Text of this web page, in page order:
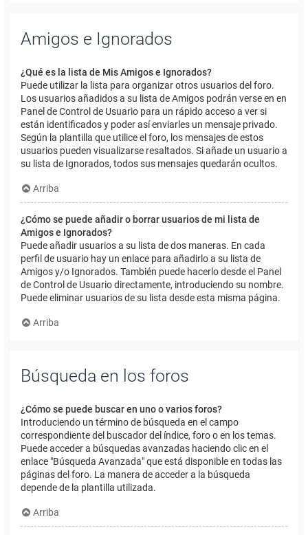
Amigos e Ignorados
¿Qué es la lista de Mis Amigos e Ignorados?
Puede utilizar la lista para organizar otros usuarios del foro.
Los usuarios añadidos a su lista de Amigos podrán verse en en
Panel de Control de Usuario para un rápido acceso a ver si
están identificados y poder así enviarles un mensaje privado.
Según la plantilla que utilice el foro, los mensajes de estos
usuarios pueden visualizarse resaltados. Si añade un usuario a
su lista de Ignorados, todos sus mensajes quedarán ocultos.
Arriba
¿Cómo se puede añadir o borrar usuarios de mi lista de
Amigos e Ignorados?
Puede añadir usuarios a su lista de dos maneras. En cada
perfil de usuario hay un enlace para añadirlo a su lista de
Amigos y/o Ignorados. También puede hacerlo desde el Panel
de Control de Usuario directamente, introduciendo su nombre.
Puede eliminar usuarios de su lista desde esta misma página.
Arriba
Búsqueda en los foros
¿Cómo se puede buscar en uno o varios foros?
Introduciendo un término de búsqueda en el campo
correspondiente del buscador del índice, foro o en los temas.
Puede acceder a búsquedas avanzadas haciendo clic en el
enlace "Búsqueda Avanzada" que está disponible en todas las
páginas del foro. La manera de acceder a la búsqueda
depende de la plantilla utilizada.
Arriba